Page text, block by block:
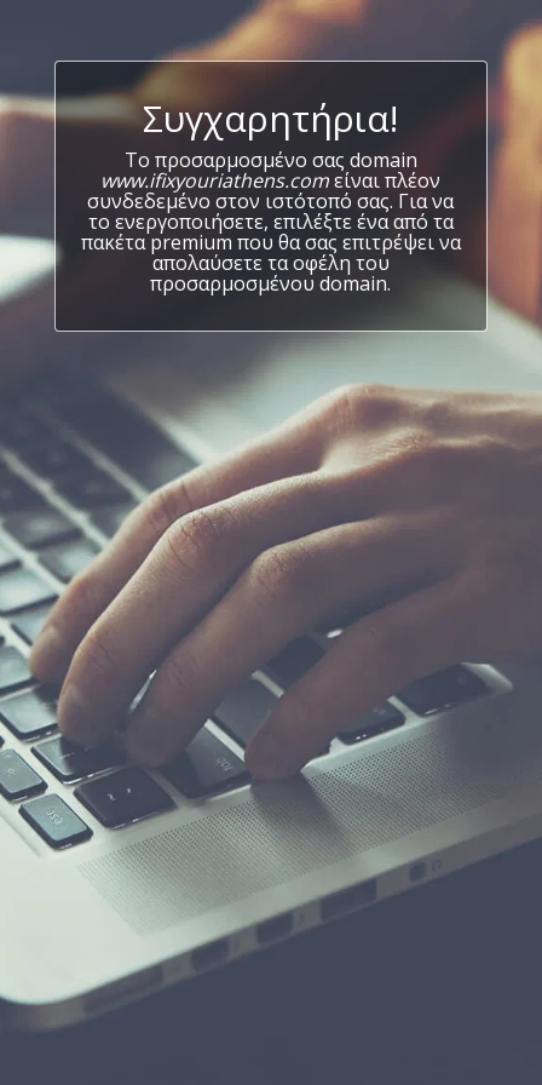
Συγχαρητήρια!
Το προσαρμοσμένο σας domain
www.ifixyouriathens.comείναι πλέον
συνδεδεμένο στον ιστότοπό σας. Για να
το ενεργοποιήσετε, επιλέξτε ένα από τα
πακέτα premium που θα σας επιτρέψει να
απολαύσετε τα οφέλη του
προσαρμοσμένου domain.